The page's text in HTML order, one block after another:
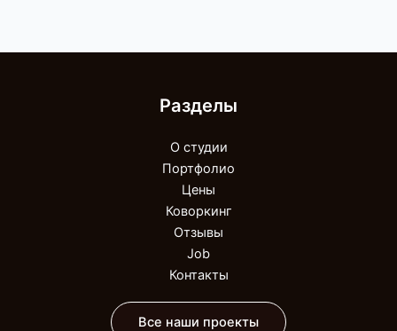
Разделы
О студии
Портфолио
Цены
Коворкинг
Отзывы
Job
Контакты
Все наши проекты